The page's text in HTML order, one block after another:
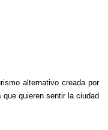
alternativo creada por
quieren sentir la ciudad